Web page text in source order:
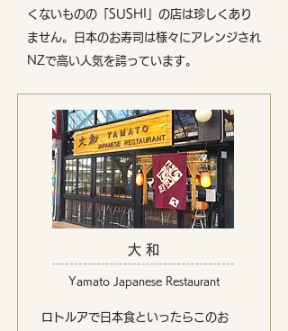
くないものの「SUSHI」の店は珍しくあり
ません。日本のお寿司は様々にアレンジされ
NZで高い人気を誇っています。
Yamato Japanese Restaurant
ロトルアで日本食といったらこのお
大 和